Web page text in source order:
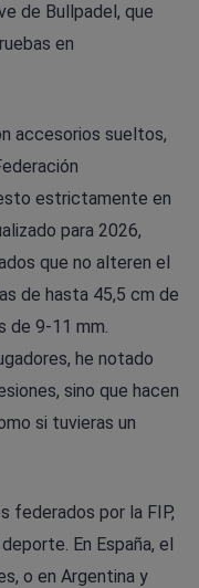
de Bullpadel, que
en
accesorios sueltos,
estrictamente en
para 2026,
que no alteren el
de hasta 45,5 cm de
de 9-11 mm.
he notado
sino que hacen
si tuvieras un
federados por la FIP,
En España, el
o en Argentina y